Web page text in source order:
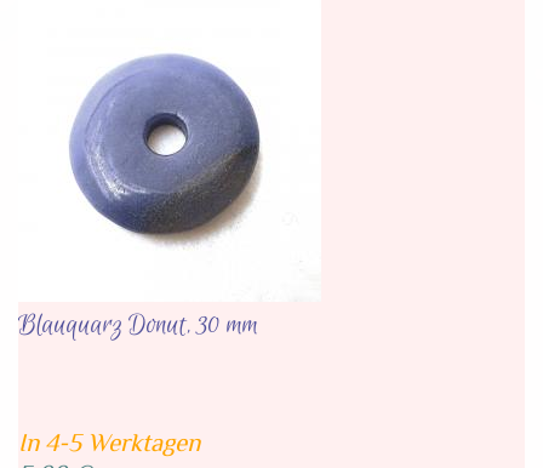
Blauquarz Donut, 30 mm
In 4-5 Werktagen